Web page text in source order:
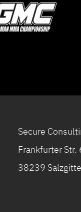
Secure
Frankfurter Str.
38239